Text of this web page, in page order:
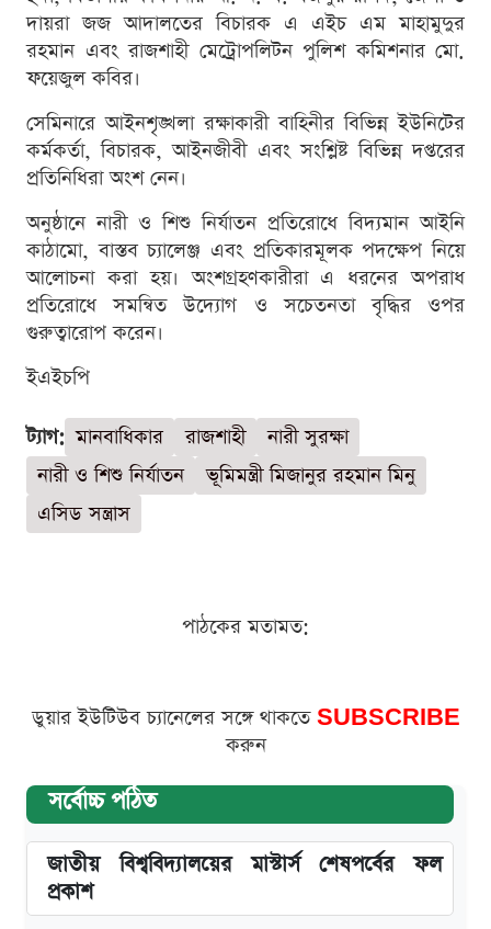
দায়রা জজ আদালতের বিচারক এ এইচ এম মাহামুদুর
রহমান এবং রাজশাহী মেট্রোপলিটন পুলিশ কমিশনার মো.
ফয়েজুল কবির।
সেমিনারে আইনশৃঙ্খলা রক্ষাকারী বাহিনীর বিভিন্ন ইউনিটের
কর্মকর্তা, বিচারক, আইনজীবী এবং সংশ্লিষ্ট বিভিন্ন দপ্তরের
প্রতিনিধিরা অংশ নেন।
অনুষ্ঠানে নারী ও শিশু নির্যাতন প্রতিরোধে বিদ্যমান আইনি
কাঠামো, বাস্তব চ্যালেঞ্জ এবং প্রতিকারমূলক পদক্ষেপ নিয়ে
আলোচনা করা হয়। অংশগ্রহণকারীরা এ ধরনের অপরাধ
প্রতিরোধে সমন্বিত উদ্যোগ ও সচেতনতা বৃদ্ধির ওপর
গুরুত্বারোপ করেন।
ইএইচপি
ট্যাগ: মানবাধিকার রাজশাহী
নারী সুরক্ষা
নারী ও শিশু নির্যাতন
ভূমিমন্ত্রী মিজানুর রহমান মিনু
এসিড সন্ত্রাস
পাঠকের মতামত:
ডুয়ার ইউটিউব চ্যানেলের সঙ্গে থাকতে SUBSCRIBE
করুন
সর্বোচ্চ পঠিত
জাতীয় বিশ্ববিদ্যালয়ের মাস্টার্স শেষপর্বের ফল
প্রকাশ